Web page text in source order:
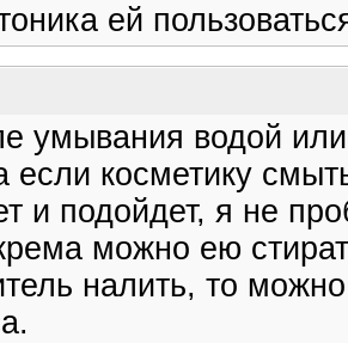
ей
умывания водой
если косметику
и подойдет, я не
можно ею
налить, то